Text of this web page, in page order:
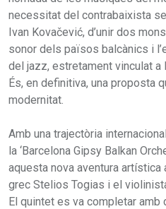
necessitat del contrabaixista
Ivan Kovačević, d’unir dos
sonor dels països balcànics i
del jazz, estretament vinculat a
És, en definitiva, una proposta
modernitat.
Amb una trajectòria
la ‘Barcelona Gipsy Balkan
aquesta nova aventura
grec Stelios Togias i el
El quintet es va completar